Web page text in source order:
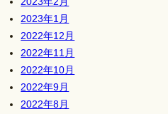
2023年1月
2022年12月
2022年11月
2022年10月
2022年9月
2022年8月